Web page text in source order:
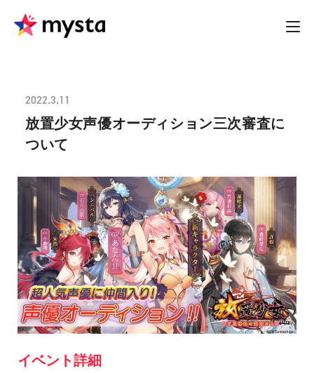
2022.3.11
放置少女声優オーディション三次審査に
ついて
イベント詳細